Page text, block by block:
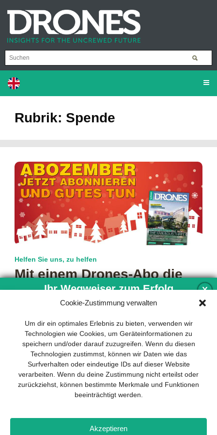
Cookie-Zustimmung verwalten
Um dir ein optimales Erlebnis zu bieten, verwenden wir
Technologien wie Cookies, um Geräteinformationen zu
speichern und/oder darauf zuzugreifen. Wenn du diesen
Technologien zustimmst, können wir Daten wie das
Surfverhalten oder eindeutige IDs auf dieser Website
verarbeiten. Wenn du deine Zustimmung nicht erteilst oder
zurückziehst, können bestimmte Merkmale und Funktionen
beeinträchtigt werden.
Akzeptieren
Rubrik: Spende
Helfen Sie uns, zu helfen
Mit einem Drones-Abo die
Tafeln unterstützen
Das Fest der Liebe steht bevor und ein herausforderndes
die einen mehr…
Impressum Datenschutz Kontakt Drones+
Magazin-
Mediadaten
X
Ihr Wegweiser zum Erfolg
nachhaltigen Geschäftsmodells sind für
jedes Unternehmen unverzichtbar. Das
Business Model Canvas hilft, sich dabei
auf das Wesentliche zu konzentrieren
und stets im Blick zu behalten, worauf es
wirklich ankommt.
Abonnieren Sie unseren kostenlosen
herunter: „Vom Produkt zum Business: